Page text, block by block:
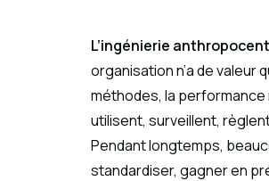
L’ingénierie
organisation n’a de valeur
méthodes, la performance
utilisent, surveillent,
Pendant longtemps,
standardiser, gagner en